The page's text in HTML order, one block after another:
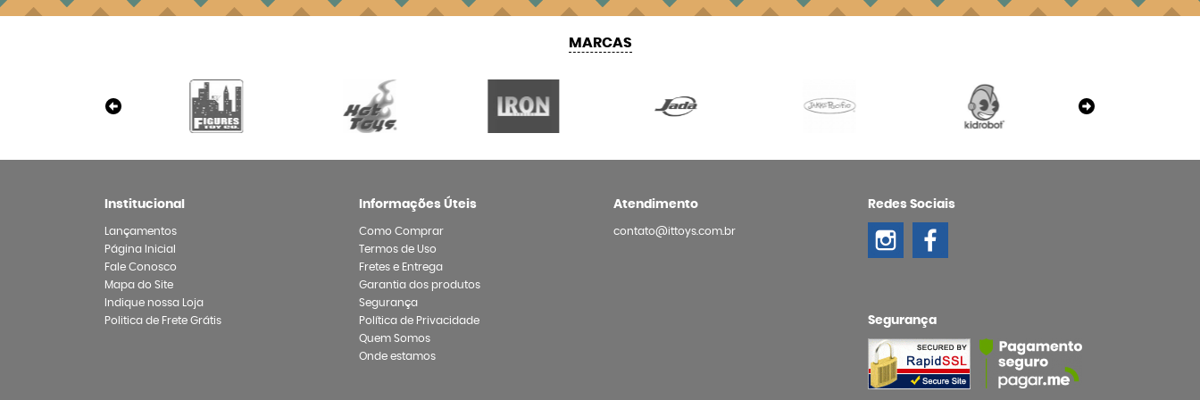
MARCAS
Institucional
Lançamentos
Página Inicial
Fale Conosco
Mapa do Site
Indique nossa Loja
Politica de Frete Grátis
Informações Úteis
Como Comprar
Termos de Uso
Fretes e Entrega
Garantia dos produtos
Segurança
Política de Privacidade
Quem Somos
Onde estamos
Atendimento
contato@ittoys.com.br
Redes Sociais
Segurança